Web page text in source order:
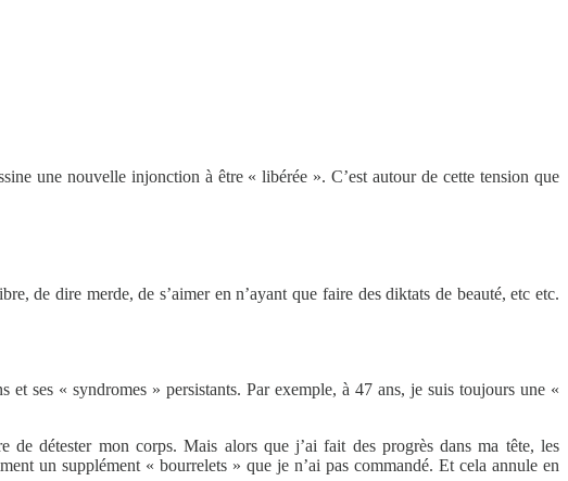
une nouvelle injonction à être « libérée ». C’est autour de cette tension que
de dire merde, de s’aimer en n’ayant que faire des diktats de beauté, etc etc.
ses « syndromes » persistants. Par exemple, à 47 ans, je suis toujours une «
de détester mon corps. Mais alors que j’ai fait des progrès dans ma tête, les
un supplément « bourrelets » que je n’ai pas commandé. Et cela annule en